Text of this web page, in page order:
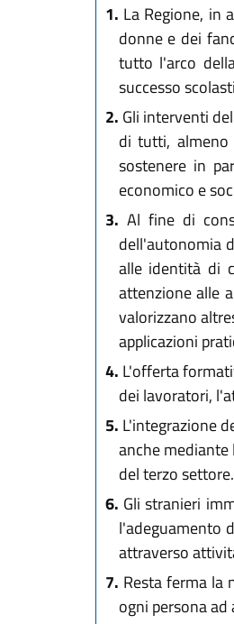
1. La Regione, in
donne e dei
tutto l'arco
successo
2. Gli interventi
di tutti,
sostenere in
economico e
3. Al fine di
dell'autonomia
alle identità di
attenzione alle
valorizzano
applicazioni
4. L'offerta
dei lavoratori,
5. L'integrazione
anche
del terzo settore.
6. Gli stranieri
l'adeguamento
attraverso
7. Resta ferma la
ogni persona